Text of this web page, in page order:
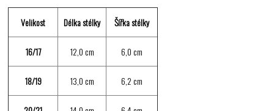
Velikost Délka stélky Šířka stélky
16/17 12,0 cm 6,0 cm
18/19 13,0 cm 6,2 cm